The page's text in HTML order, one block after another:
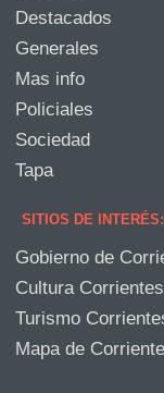
Destacados
Generales
Mas info
Policiales
Sociedad
Tapa
SITIOS DE INTERÉS:
Gobierno de
Cultura Corrientes
Turismo
Mapa de